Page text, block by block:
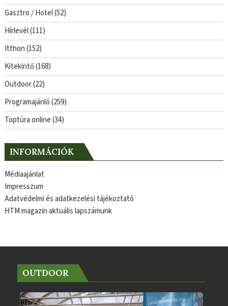
Gasztro / Hotel(52)
Hírlevél(111)
Itthon(152)
Kitekintő(168)
Outdoor(22)
Programajánló(259)
Toptúra online(34)
INFORMÁCIÓK
Médiaajánlat
Impresszum
Adatvédelmi és adatkezelési tájékoztató
HTM magazin aktuális lapszámunk
OUTDOOR